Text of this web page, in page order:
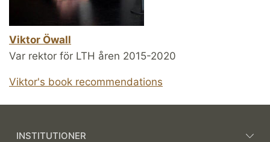
Viktor Öwall
Var rektor för LTH åren 2015-2020
Viktor's book recommendations
INSTITUTIONER